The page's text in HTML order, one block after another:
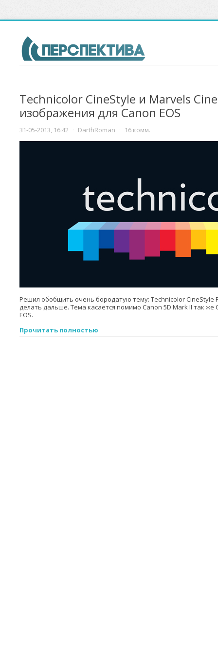
Technicolor CineStyle и Marvels
изображения для Canon EOS
31-05-2013, 16:42 · DarthRoman · 16 комм.
Решил обобщить очень бородатую тему: Technicolor CineStyle
делать дальше. Тема касается помимо Canon 5D Mark II так же
EOS.
Прочитать полностью